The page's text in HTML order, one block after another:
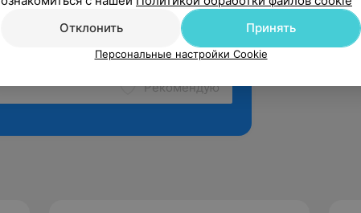
Рекомендую
Отклонить
Принять
Персональные настройки Cookie